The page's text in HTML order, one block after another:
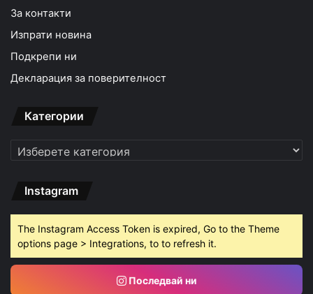
За контакти
Изпрати новина
Подкрепи ни
Декларация за поверителност
Категории
Категории
Instagram
The Instagram Access Token is expired, Go to the Theme
options page > Integrations, to to refresh it.
Последвай ни